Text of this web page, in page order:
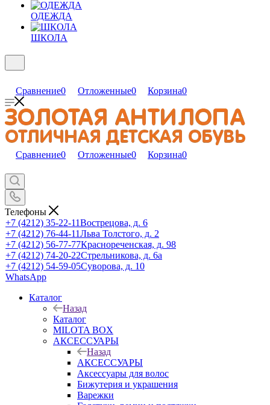
ОДЕЖДА
ШКОЛА
Сравнение0 Отложенные0 Корзина0
Сравнение0 Отложенные0 Корзина0
Телефоны
+7 (4212) 35-22-11Вострецова, д. 6
+7 (4212) 76-44-11Льва Толстого, д. 2
+7 (4212) 56-77-77Краснореченская, д. 98
+7 (4212) 74-20-22Стрельникова, д. 6а
+7 (4212) 54-59-05Суворова, д. 10
WhatsApp
Каталог
Назад
Каталог
MILOTA BOX
АКСЕССУАРЫ
Назад
АКСЕССУАРЫ
Аксессуары для волос
Бижутерия и украшения
Варежки